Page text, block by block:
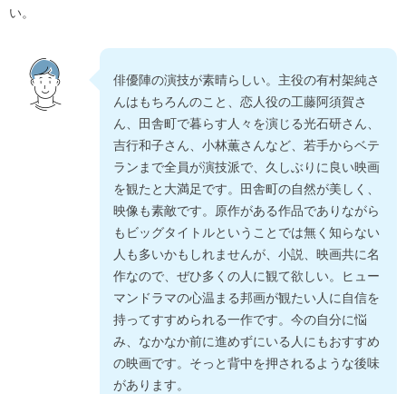
い。
俳優陣の演技が素晴らしい。主役の有村架純さ
んはもちろんのこと、恋人役の工藤阿須賀さ
ん、田舎町で暮らす人々を演じる光石研さん、
吉行和子さん、小林薫さんなど、若手からベテ
ランまで全員が演技派で、久しぶりに良い映画
を観たと大満足です。田舎町の自然が美しく、
映像も素敵です。原作がある作品でありながら
もビッグタイトルということでは無く知らない
人も多いかもしれませんが、小説、映画共に名
作なので、ぜひ多くの人に観て欲しい。ヒュー
マンドラマの心温まる邦画が観たい人に自信を
持ってすすめられる一作です。今の自分に悩
み、なかなか前に進めずにいる人にもおすすめ
の映画です。そっと背中を押されるような後味
があります。